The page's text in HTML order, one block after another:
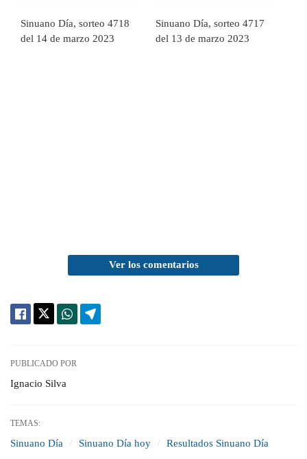
Sinuano Día, sorteo 4718
del 14 de marzo 2023
Sinuano Día, sorteo 4717
del 13 de marzo 2023
Ver los comentarios
PUBLICADO POR
Ignacio Silva
TEMAS:
Sinuano Día Sinuano Día hoy Resultados Sinuano Día